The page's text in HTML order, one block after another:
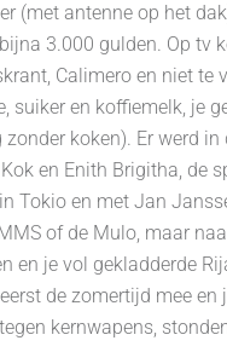
(met antenne op het
3.000 gulden. Op tv
Calimero en niet te
suiker en koffiemelk, je
zonder koken). Er werd
en Enith Brigitha, de
Tokio en met Jan
of de Mulo, maar
en je vol gekladderde
de zomertijd mee
kernwapens,